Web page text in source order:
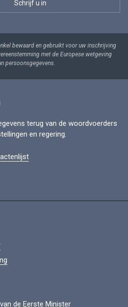
bewaard en gebruikt voor uw inschrijving
met de Europese wetgeving
persoonsgegevens.
terug van de woordvoerders
en regering.
de Eerste Minister